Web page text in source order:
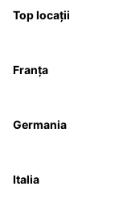
Top locații
Franța
Germania
Italia